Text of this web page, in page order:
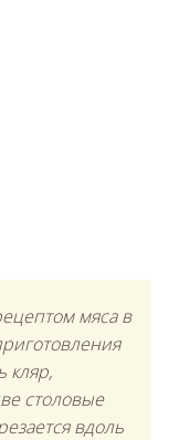
мяса в
кляр,
столовые
вдоль